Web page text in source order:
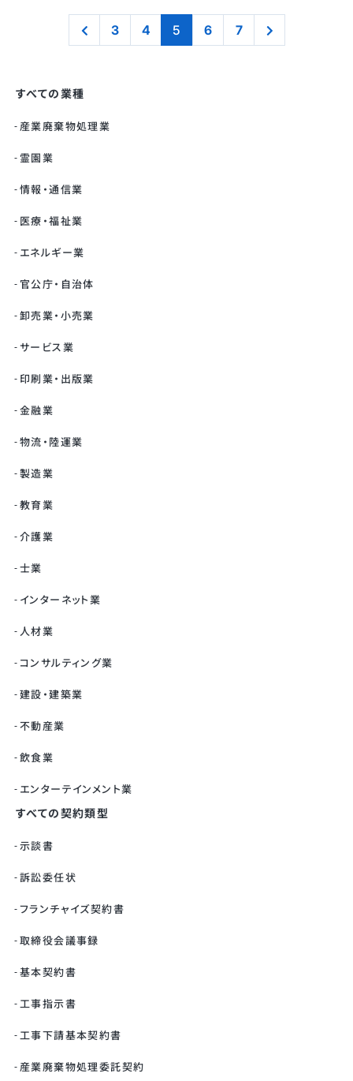
3 4 5 6 7
すべての業種
産業廃棄物処理業
霊園業
情報・通信業
医療・福祉業
エネルギー業
官公庁・自治体
卸売業・小売業
サービス業
印刷業・出版業
金融業
物流・陸運業
製造業
教育業
介護業
士業
インターネット業
人材業
コンサルティング業
建設・建築業
不動産業
飲食業
エンターテインメント業
すべての契約類型
示談書
訴訟委任状
フランチャイズ契約書
取締役会議事録
基本契約書
工事指示書
工事下請基本契約書
産業廃棄物処理委託契約